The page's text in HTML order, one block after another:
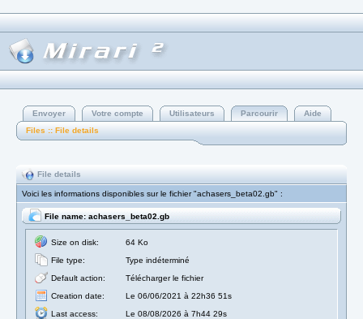
Envoyer Votre compte Utilisateurs Parcourir
Aide
Files :: File details
File details
Voici les informations disponibles sur le fichier "achasers_beta02.gb" :
File name: achasers_beta02.gb
Size on disk:
64 Ko
File type:
Type indéterminé
Default action:
Télécharger le fichier
Creation date:
Le 06/06/2021 à 22h36 51s
Last access:
Le 08/08/2026 à 7h44 29s